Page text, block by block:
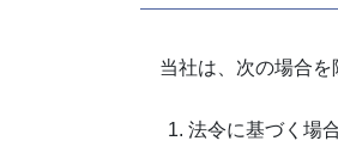
当社は、次の場合を
法令に基づく場